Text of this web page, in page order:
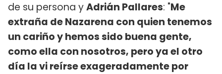
de su persona yAdrián Pallares: "Me
extraña de Nazarena con quien tenemos
un cariño y hemos sido buena gente,
como ella con nosotros, pero ya el otro
día la vi reírse exageradamente por